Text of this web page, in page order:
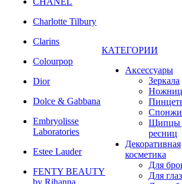
Charlotte Tilbury
Clarins
Colourpop
Dior
Dolce & Gabbana
Embryolisse
Laboratories
Estee Lauder
FENTY BEAUTY
by Rihanna
КАТЕГОРИИ
Аксессуары
Зеркала
Спонжи
Щипцы
ресниц
Декоративная
косметика
Для
Для глаз